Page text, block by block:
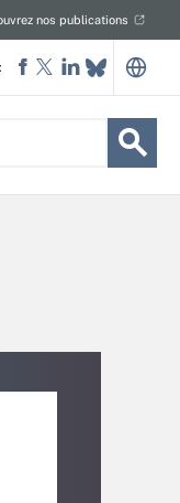
nos publications